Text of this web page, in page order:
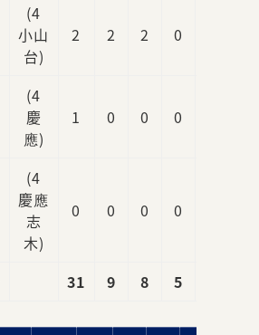
(4
小山
台)
2 2 2 0
(4
慶
應)
1 0 0 0
(4
慶應
志
木)
0 0 0 0
31 9 8 5